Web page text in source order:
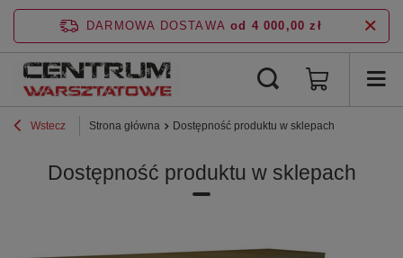
DARMOWA DOSTAWA od 4 000,00 zł
Wstecz Strona główna Dostępność produktu w sklepach
Dostępność produktu w sklepach